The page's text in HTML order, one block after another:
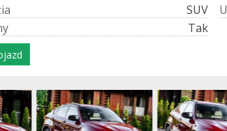
ia
SUV
y Tak
U